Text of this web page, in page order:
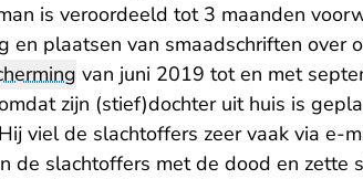
is veroordeeld tot 3 maanden
en plaatsen van smaadschriften over
van juni 2019 tot en met
zijn (stief)dochter uit huis is
viel de slachtoffers zeer vaak via e-
de slachtoffers met de dood en zette